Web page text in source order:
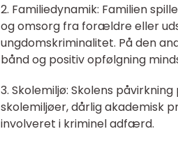
2. Familiedynamik: Familien
og omsorg fra forældre eller
ungdomskriminalitet. På den
bånd og positiv opfølgning
3. Skolemiljø: Skolens
skolemiljøer, dårlig akademisk
involveret i kriminel adfærd.